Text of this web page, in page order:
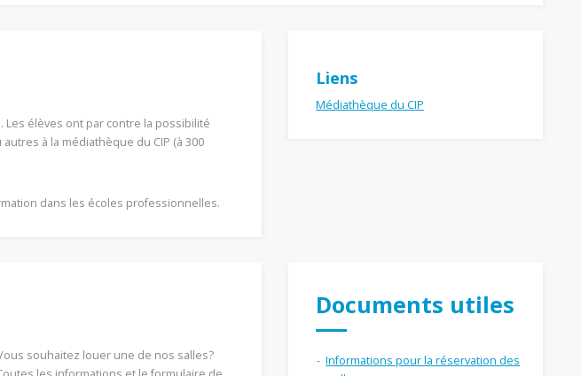
Les élèves ont par contre la possibilité
à la médiathèque du CIP (à 300
dans les écoles professionnelles.
Liens
Médiathèque du CIP
souhaitez louer une de nos salles?
Documents utiles
Informations pour la réservation des